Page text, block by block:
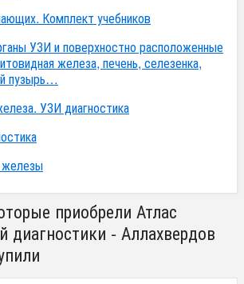
Комплект учебников
УЗИ и поверхностно расположенные
железа, печень, селезенка,
пузырь…
УЗИ диагностика
железы
приобрели Атлас
диагностики - Аллахвердов